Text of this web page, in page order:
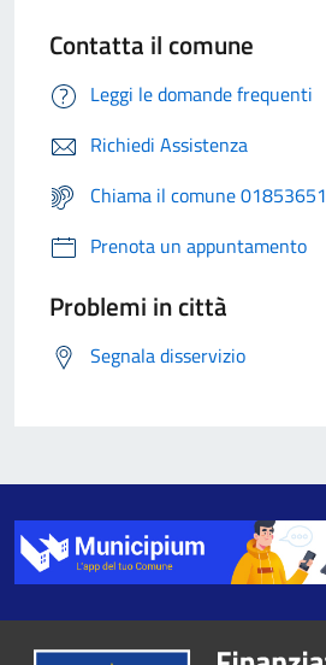
Contatta il comune
Leggi le domande frequenti
Richiedi Assistenza
Chiama il comune 01853651
Prenota un appuntamento
Problemi in città
Segnala disservizio